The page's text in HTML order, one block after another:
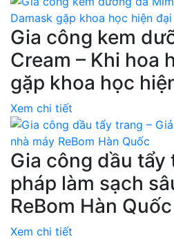
Gia công kem
Cream – Khi hoa
gặp khoa học
Xem chi tiết
Gia công dầu tẩy
pháp làm sạch
ReBom Hàn Quốc
Xem chi tiết